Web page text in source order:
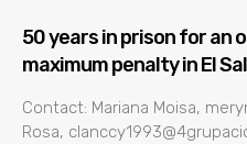
50 years in prison for an
maximum penalty in El
Contact: Mariana Moisa,
Rosa,